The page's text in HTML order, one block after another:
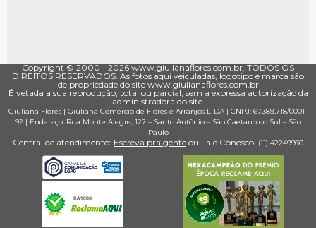
Copyright © 2000 - ­2026 www.giulianaflores.com.br, TODOS OS
DIREITOS RESERVADOS. As fotos aqui veiculadas, logotipo e marca são
de propriedade do site www.giulianaflores.com.br
É vetada a sua reprodução, total ou parcial, sem a expressa autorização da
administradora do site.
Giuliana Flores | Giuliana Comércio de Flores e Arranjos LTDA | CNPJ: 67.389.718/0001­
92 | Endereço: Rua Monte Alegre, 127 – Santo Antônio – São Caetano do Sul – São
Paulo
Central de atendimento: Escreva pra gente ou Fale Conosco: (11) 4224­9930